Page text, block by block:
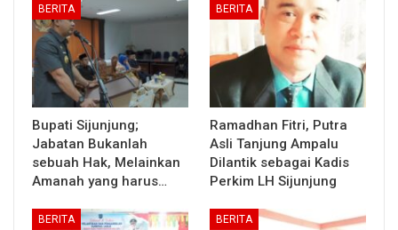
BERITA
Bupati Sijunjung;
Jabatan Bukanlah
sebuah Hak, Melainkan
Amanah yang harus…
BERITA
Ramadhan Fitri, Putra
Asli Tanjung Ampalu
Dilantik sebagai Kadis
Perkim LH Sijunjung
BERITA BERITA